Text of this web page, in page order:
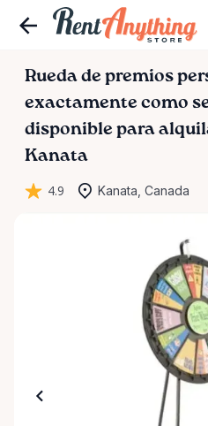
Rueda de premios
exactamente como
disponible para
Kanata
4.9 Kanata, Canada